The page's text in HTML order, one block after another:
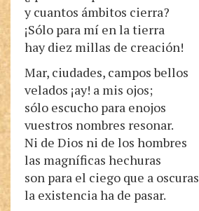
y cuantos ámbitos cierra?
¡Sólo para mí en la tierra
hay diez millas de creación!
Mar, ciudades, campos bellos
velados ¡ay! a mis ojos;
sólo escucho para enojos
vuestros nombres resonar.
Ni de Dios ni de los hombres
las magníficas hechuras
son para el ciego que a oscuras
la existencia ha de pasar.